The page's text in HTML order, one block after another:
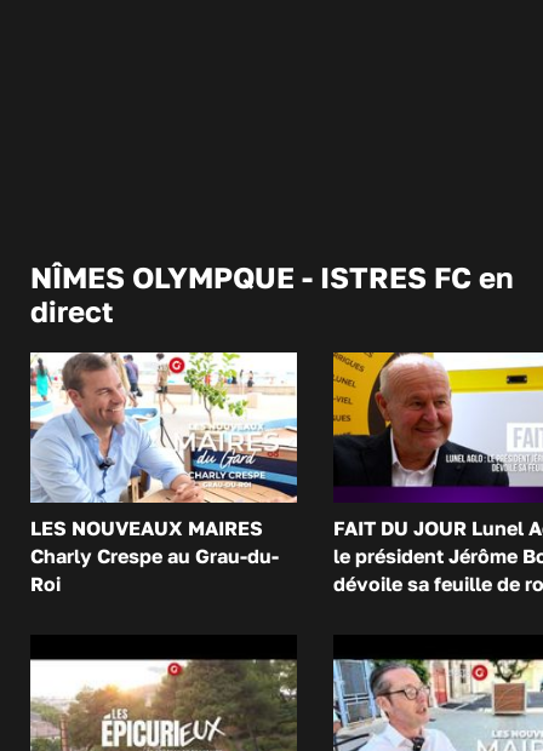
NÎMES OLYMPQUE - ISTRES FC en
direct
LES NOUVEAUX MAIRES
Charly Crespe au Grau-du-
Roi
FAIT DU JOUR Lunel
le président Jérôme
dévoile sa feuille de